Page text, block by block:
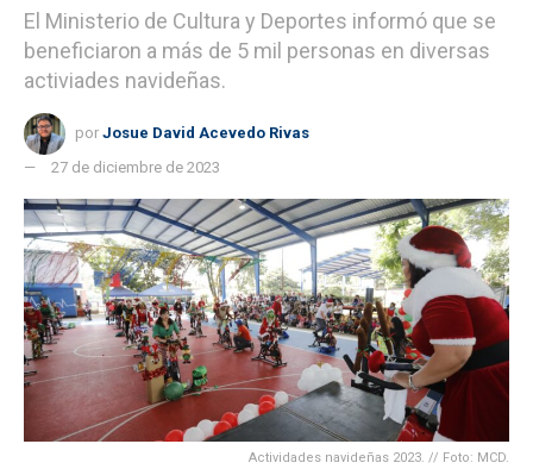
El Ministerio de Cultura y Deportes informó que se
beneficiaron a más de 5 mil personas en diversas
activiades navideñas.
por Josue David Acevedo Rivas
27 de diciembre de 2023
Actividades navideñas 2023. // Foto: MCD.